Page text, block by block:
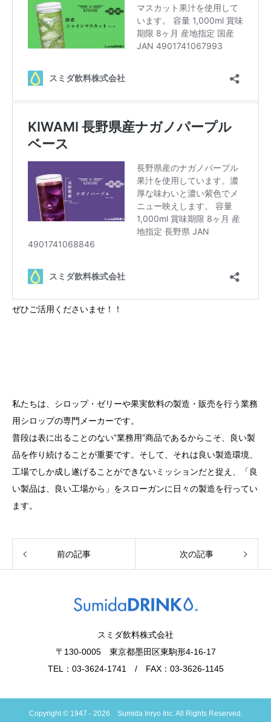
ぜひご活用くださいませ！！
私たちは、シロップ・ゼリーや果実飲料の製造・販売を行う業務
用シロップの専門メーカーです。
普段は表に出ることのない”業務用”商品であるからこそ、良い製
品を作り続けることが重要です。そして、それは良い製造環境、
工場でしか成し遂げることができないミッションだと捉え、「良
い製品は、良い工場から」をスローガンに日々の製造を行ってい
ます。
前の記事 次の記事
スミダ飲料株式会社
〒130-0005 東京都墨田区東駒形4-16-17
TEL：03-3624-1741 / FAX：03-3626-1145
Copyright © 1947 - 2026 Sumida Inryo Inc. All Rights Reserved.